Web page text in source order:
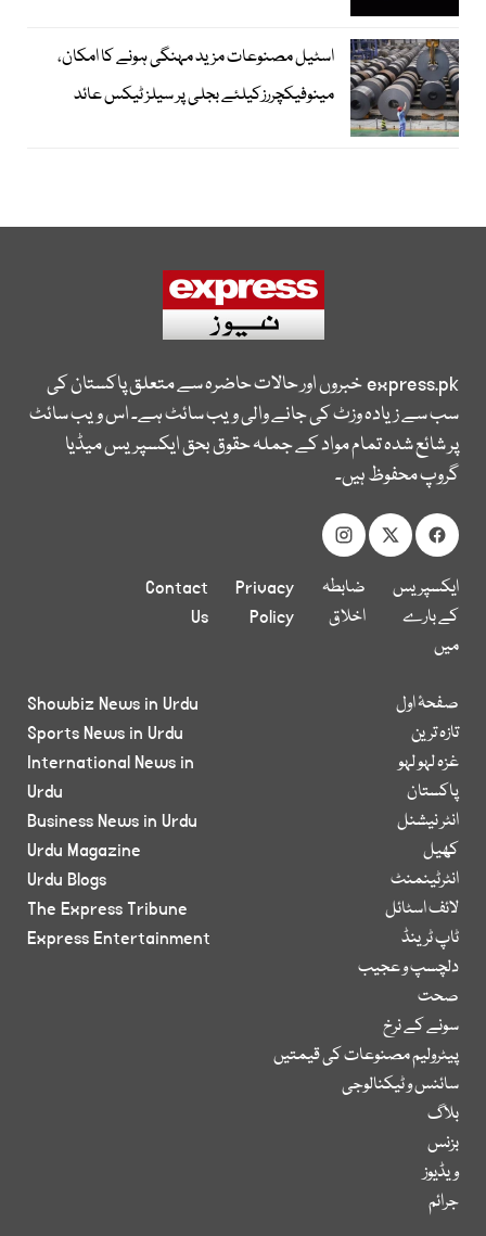
اسٹیل مصنوعات مزید مہنگی ہونے کا امکان،
مینوفیکچررزکیلئے بجلی پر سیلز ٹیکس عائد
express.pkخبروں اور حالات حاضرہ سے متعلق پاکستان کی
سب سے زیادہ وزٹ کی جانے والی ویب سائٹ ہے۔ اس ویب سائٹ
پر شائع شدہ تمام مواد کے جملہ حقوق بحق ایکسپریس میڈیا
گروپ محفوظ ہیں۔
ایکسپریس
کے بارے
میں
ضابطہ
اخلاق
Privacy
Policy
Contact
Us
صفحۂ اول
تازہ ترین
غزہ لہو لہو
پاکستان
انٹر نیشنل
کھیل
انٹرٹینمنٹ
لائف اسٹائل
ٹاپ ٹرینڈ
دلچسپ و عجیب
صحت
سونے کے نرخ
پیٹرولیم مصنوعات کی قیمتیں
سائنس و ٹیکنالوجی
بلاگ
بزنس
ویڈیوز
جرائم
Showbiz News in Urdu
Sports News in Urdu
International News in
Urdu
Business News in Urdu
Urdu Magazine
Urdu Blogs
The Express Tribune
Express Entertainment